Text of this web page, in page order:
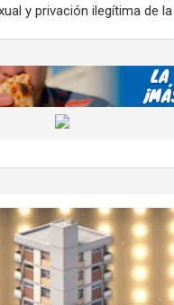
y privación ilegítima de